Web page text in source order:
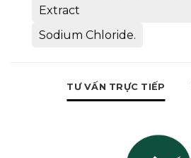
Extract
Sodium Chloride.
TƯ VẤN TRỰC TIẾP